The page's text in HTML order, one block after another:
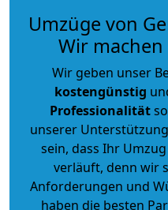
Umzüge von
Wir
Wir geben unser
kostengünstig
Professionalität
unserer
sein, dass Ihr Umzug
verläuft, denn wir
Anforderungen und
haben die besten